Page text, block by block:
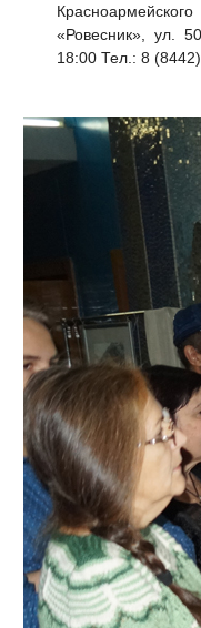
«Ровесник», ул.
18:00 Тел.: 8